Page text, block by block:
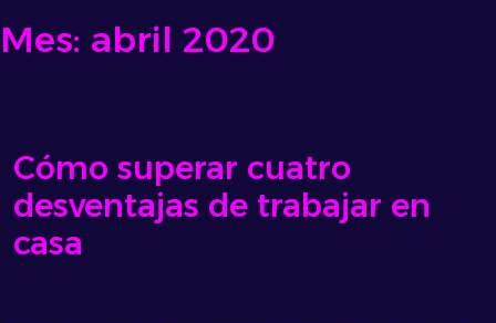
Mes: abril 2020
Cómo superar cuatro
desventajas de trabajar en
casa